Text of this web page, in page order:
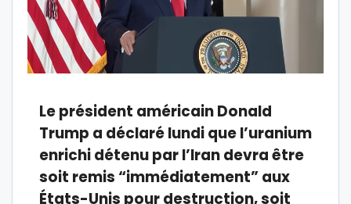
Le président américain Donald
Trump a déclaré lundi que l’uranium
enrichi détenu par l’Iran devra être
soit remis “immédiatement” aux
États-Unis pour destruction, soit